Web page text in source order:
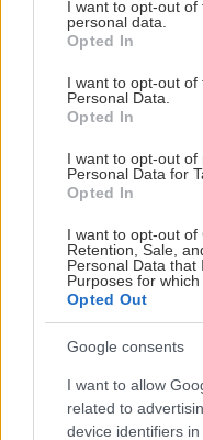
not limited to your visit
grant or deny consent
use your data for
consent section.
I want to opt-out
personal data.
Opted In
I want to opt-out of
Personal Data.
Opted In
I want to opt-out of
Personal Data for
Opted In
I want to opt-out of
Retention, Sale,
Personal Data that
Purposes for which
Opted Out
Google consents
I want to allow
related to
device identifiers in
SÄSONGSKORT
Vill du vara säker på
är säsongskort melodin!
JON HÄGGQVIST
ARENAN FYLLER
Publicerad:2026-08-07